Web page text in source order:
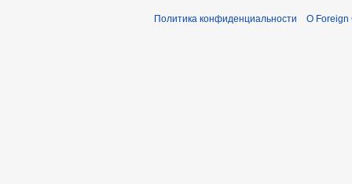
Политика конфиденциальности О Foreign